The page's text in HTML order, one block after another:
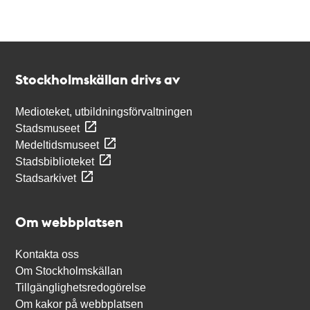
Stockholmskällan drivs av
Medioteket, utbildningsförvaltningen
Stadsmuseet
Medeltidsmuseet
Stadsbiblioteket
Stadsarkivet
Om webbplatsen
Kontakta oss
Om Stockholmskällan
Tillgänglighetsredogörelse
Om kakor på webbplatsen